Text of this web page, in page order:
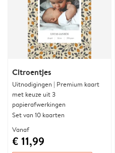
Citroentjes
Uitnodigingen | Premium kaart
met keuze uit 3
papierafwerkingen
Set van 10 kaarten
Vanaf
€ 11,99